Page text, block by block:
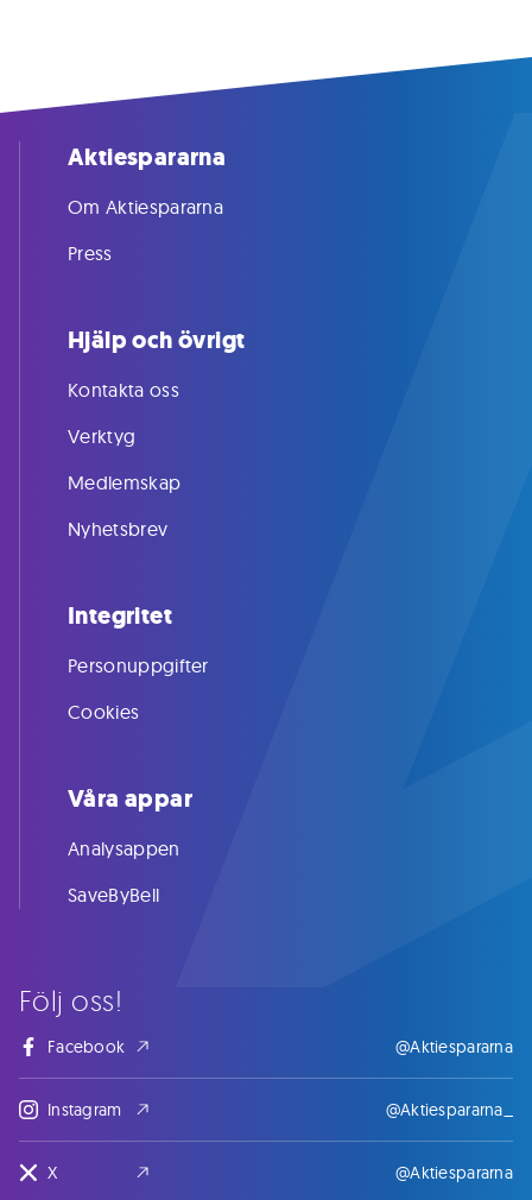
Följ oss!
Facebook @Aktiespararna
Instagram @Aktiespararna_
X @Aktiespararna
Aktiespararna
Om Aktiespararna
Press
Hjälp och övrigt
Kontakta oss
Verktyg
Medlemskap
Nyhetsbrev
Integritet
Personuppgifter
Cookies
Våra appar
Analysappen
SaveByBell